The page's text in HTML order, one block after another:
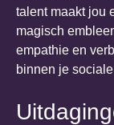
talent maakt jou
magisch
empathie en
binnen je